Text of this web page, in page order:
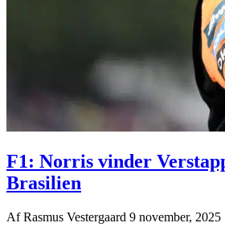
F1: Norris vinder
Brasilien
AfRasmus Vestergaard 9 november, 2025